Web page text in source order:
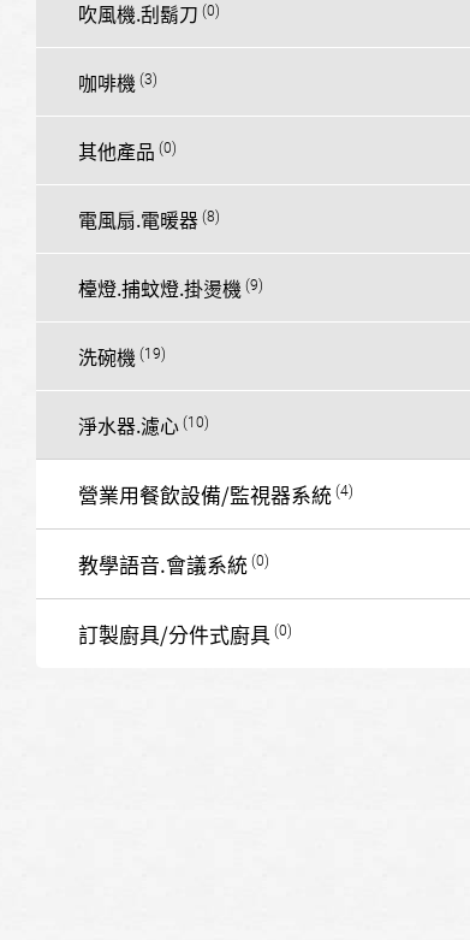
吹風機.刮鬍刀
咖啡機
其他產品
電風扇.電暖器
檯燈.捕蚊燈.掛燙機
洗碗機
淨水器.濾心
營業用餐飲設備/監視器系統
教學語音.會議系統
訂製廚具/分件式廚具